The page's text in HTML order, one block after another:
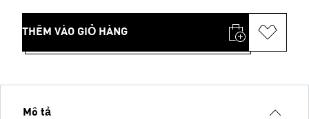
THÊM VÀO GIỎ HÀNG
Mô tả